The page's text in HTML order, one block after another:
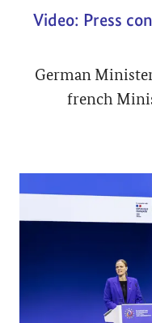
Video: Press
German
french